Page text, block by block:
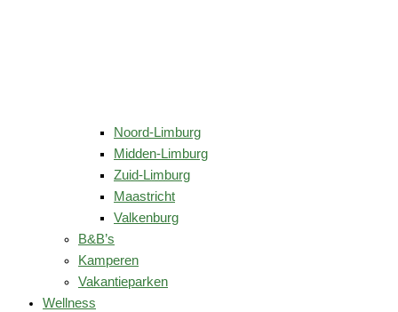
Noord-Limburg
Midden-Limburg
Zuid-Limburg
Maastricht
Valkenburg
B&B’s
Kamperen
Vakantieparken
Wellness